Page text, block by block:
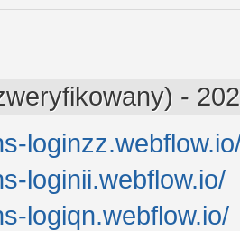
-
loginii.webflow.io/
logiqn.webflow.io/